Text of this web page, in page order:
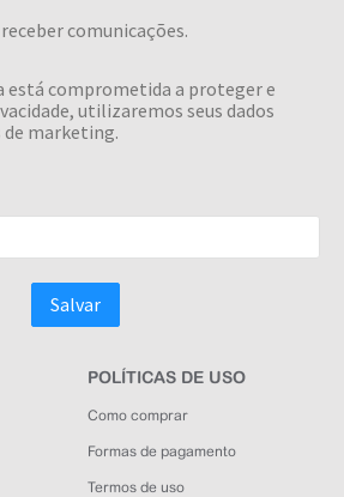
POLÍTICAS DE USO
Como comprar
Formas de pagamento
Termos de uso